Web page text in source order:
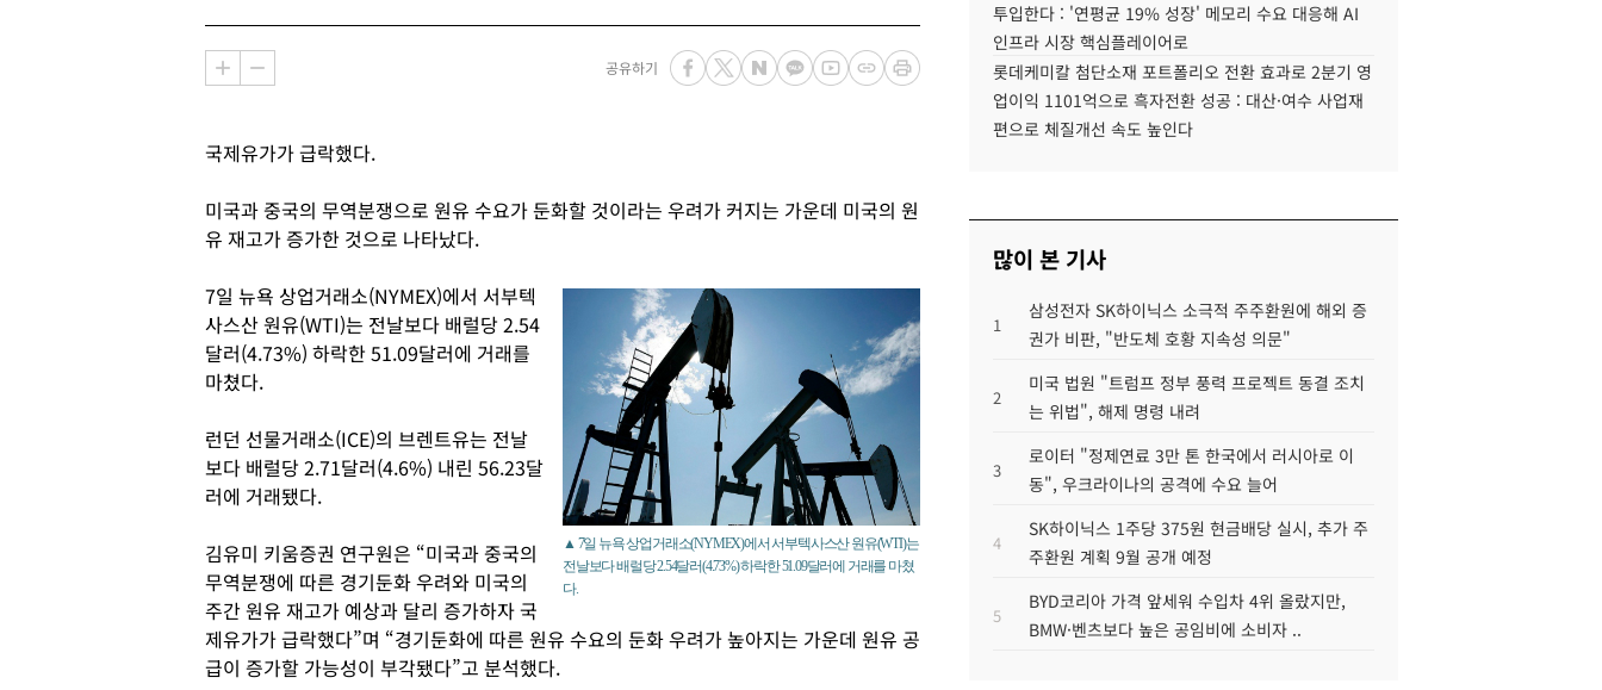
공유하기
국제유가가 급락했다.
미국과 중국의 무역분쟁으로 원유 수요가 둔화할 것이라는 우려가 커지는 가운데 미국의 원
유 재고가 증가한 것으로 나타났다.
▲ 7일 뉴욕 상업거래소(NYMEX)에서 서부텍사스산 원유(WTI)는
전날보다 배럴당 2.54달러(4.73%) 하락한 51.09달러에 거래를 마쳤
다.
7일 뉴욕 상업거래소(NYMEX)에서 서부텍
사스산 원유(WTI)는 전날보다 배럴당 2.54
달러(4.73%) 하락한 51.09달러에 거래를
마쳤다.
런던 선물거래소(ICE)의 브렌트유는 전날
보다 배럴당 2.71달러(4.6%) 내린 56.23달
러에 거래됐다.
김유미 키움증권 연구원은 “미국과 중국의
무역분쟁에 따른 경기둔화 우려와 미국의
주간 원유 재고가 예상과 달리 증가하자 국
제유가가 급락했다”며 “경기둔화에 따른 원유 수요의 둔화 우려가 높아지는 가운데 원유 공
급이 증가할 가능성이 부각됐다”고 분석했다.
투입한다 : '연평균 19% 성장' 메모리 수요 대응해 AI
인프라 시장 핵심플레이어로
롯데케미칼 첨단소재 포트폴리오 전환 효과로 2분기 영
업이익 1101억으로 흑자전환 성공 : 대산·여수 사업재
편으로 체질개선 속도 높인다
많이 본 기사
1
삼성전자 SK하이닉스 소극적 주주환원에 해외 증
권가 비판, "반도체 호황 지속성 의문"
2
미국 법원 "트럼프 정부 풍력 프로젝트 동결 조치
는 위법", 해제 명령 내려
3
로이터 "정제연료 3만 톤 한국에서 러시아로 이
동", 우크라이나의 공격에 수요 늘어
4
SK하이닉스 1주당 375원 현금배당 실시, 추가 주
주환원 계획 9월 공개 예정
5
BYD코리아 가격 앞세워 수입차 4위 올랐지만,
BMW·벤츠보다 높은 공임비에 소비자 ..